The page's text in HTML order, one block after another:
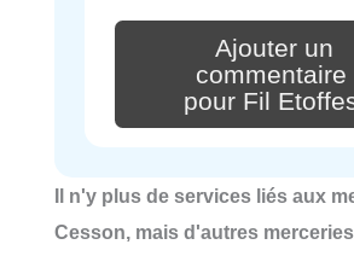
Ajouter un
commentaire
pour Fil
Il n'y plus de services liés aux
Cesson, mais d'autres